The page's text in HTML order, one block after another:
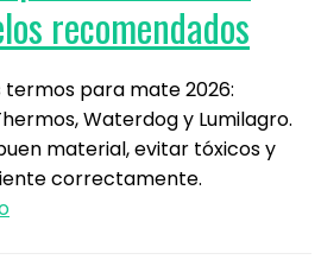
recomendados
para mate 2026:
Waterdog y Lumilagro.
material, evitar tóxicos y
correctamente.